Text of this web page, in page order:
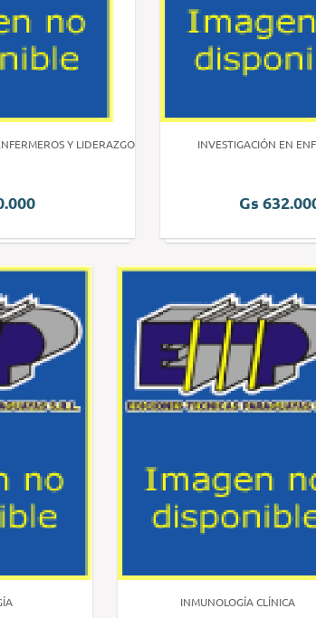
Y LIDERAZGO INVESTIGACIÓN EN
Gs
INMUNOLOGÍA CLÍNICA